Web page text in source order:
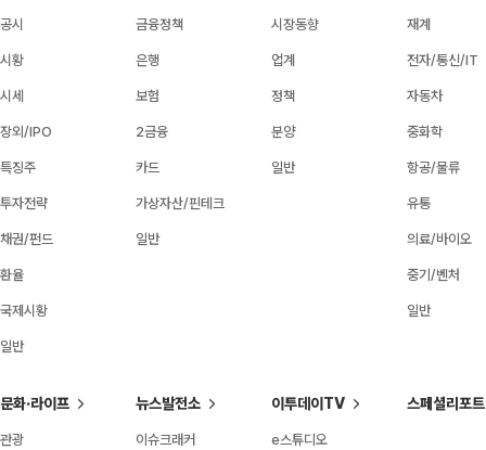
공시
시황
시세
장외/IPO
특징주
투자전략
채권/펀드
환율
국제시황
일반
금융정책
은행
보험
2금융
카드
가상자산/핀테크
일반
시장동향
업계
정책
분양
일반
재계
전자/통신/IT
자동차
중화학
항공/물류
유통
의료/바이오
중기/벤처
일반
문화·라이프
관광
뉴스발전소
이슈크래커
이투데이TV
e스튜디오
스페셜리포트